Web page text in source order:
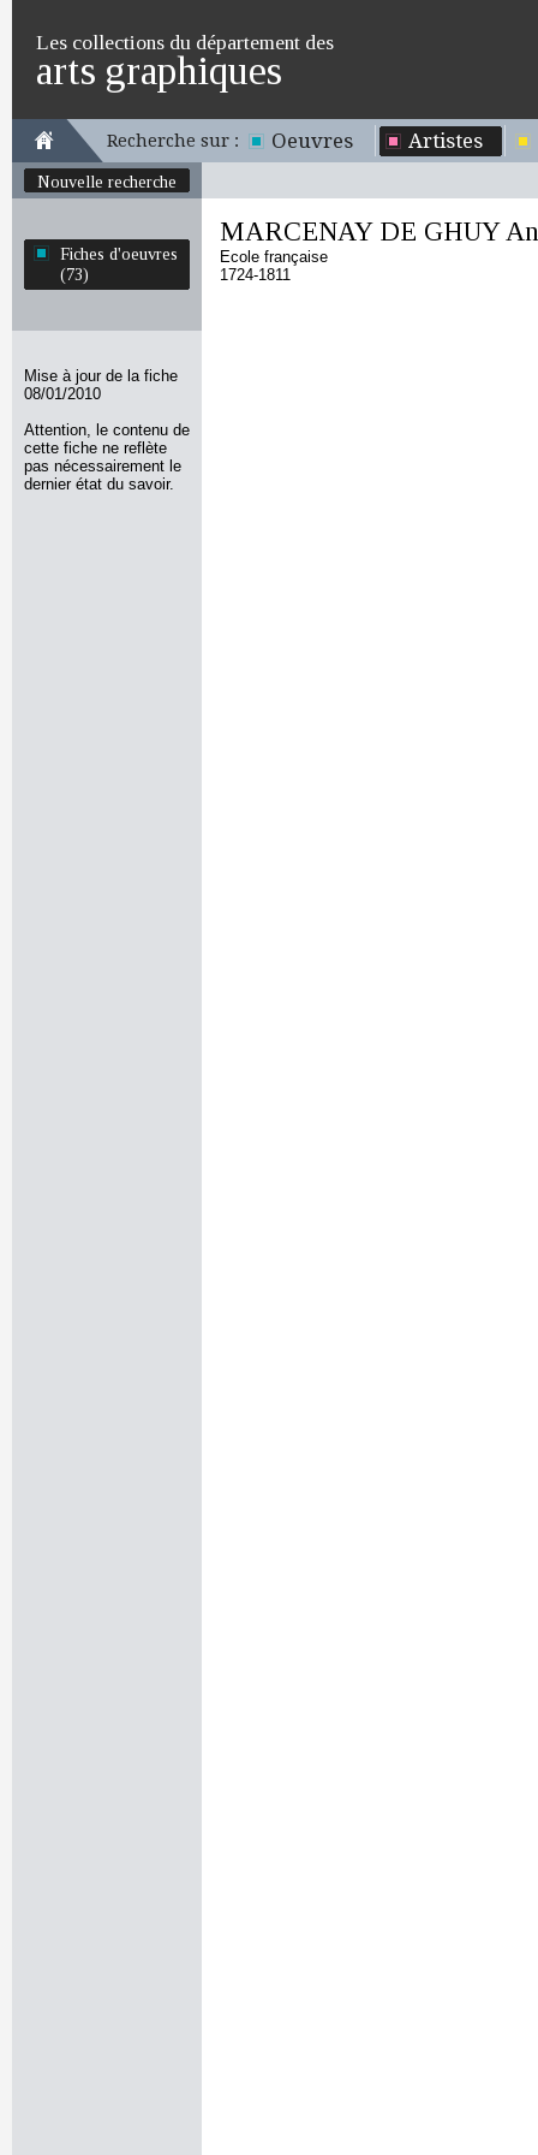
Les collections du département des
arts graphiques
Recherche sur : Oeuvres Artistes
Nouvelle recherche
Fiches d'oeuvres
(73)
Mise à jour de la fiche
08/01/2010
Attention, le contenu de
cette fiche ne reflète
pas nécessairement le
dernier état du savoir.
MARCENAY DE GHUY
Ecole française
1724-1811